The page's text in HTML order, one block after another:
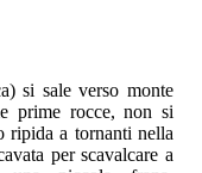
si sale verso monte
prime rocce, non si
ripida a tornanti nella
per scavalcare a